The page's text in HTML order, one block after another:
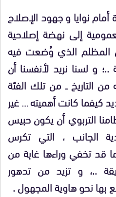
أمام نوايا و جهود الإصلاح
إلى نهضة إصلاحية
المظلم الذي وُضعت فيه
يزيد عن 50 سنة ..؛ و لسنا نريد لأنفسنا أن
التاريخ ــ من تلك الفئة
كيفما كانت أهميته … غير
التربوي أن يكون حبيس
الجانب ، التي تكرس
قد تخفي وراءها غابة من
..، و تزيد من تدهور
بها نحو هاوية المجهول .